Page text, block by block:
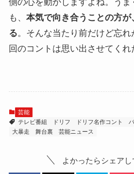
側の心を動かしますよね。うま
も、 本気で向き合うことの方が
る。そんな当たり前だけど忘
回のコントは思い出させてくれ
芸能
テレビ番組
ドリフ ドリフ名作コント
大暴走
舞台裏 芸能ニュース
よかったらシェアし